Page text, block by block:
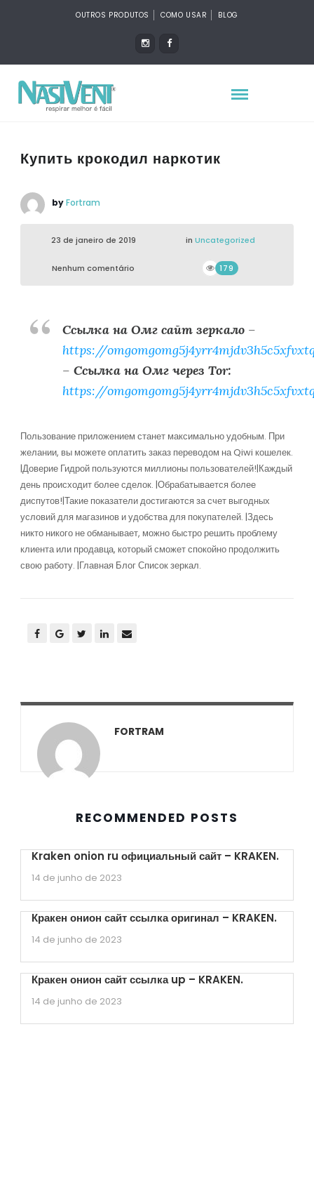
OUTROS PRODUTOS COMO USAR BLOG
Купить крокодил наркотик
byFortram
23 de janeiro de 2019 in Uncategorized
Nenhum comentário 179
Ссылка на Омг сайт зеркало–
https://
– Ссылка на Омг через Tor:
https://
Пользование приложением станет максимально удобным. При
желании, вы можете оплатить заказ переводом на Qiwi кошелек.
|Доверие Гидрой пользуются миллионы пользователей!|Каждый
день происходит более сделок. |Обрабатывается более
диспутов!|Такие показатели достигаются за счет выгодных
условий для магазинов и удобства для покупателей. |Здесь
никто никого не обманывает, можно быстро решить проблему
клиента или продавца, который сможет спокойно продолжить
свою работу. |Главная Блог Список зеркал.
FORTRAM
RECOMMENDED POSTS
Kraken onion ru официальный сайт – KRAKEN.
14 de junho de 2023
Кракен онион сайт ссылка оригинал – KRAKEN.
14 de junho de 2023
Кракен онион сайт ссылка up – KRAKEN.
14 de junho de 2023